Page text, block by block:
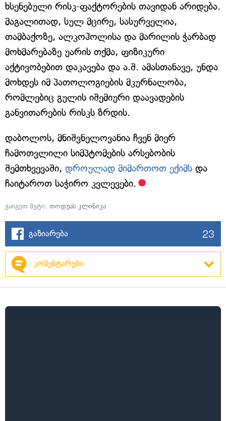
ხსენებული რისკ-ფაქტორების თავიდან არიდება.
მაგალითად, სულ მცირე, სასურველია,
თამბაქოზე, ალკოჰოლისა და მარილის ჭარბად
მოხმარებაზე უარის თქმა, ფიზიკური
აქტივობებით დაკავება და ა.შ. ამასთანავე, უნდა
მოხდეს იმ პათოლოგიების მკურნალობა,
რომლებიც გულის იშემიური დაავადების
განვითარების რისკს ზრდის.
დაბოლოს, მნიშვნელოვანია ჩვენ მიერ
ჩამოთვლილი სიმპტომების არსებობის
შემთხვევაში, დროულად მიმართოთ ექიმს და
ჩაიტაროთ საჭირო კვლევები.
გაიგეთ მეტი: თოდუას კლინიკა
გაზიარება 23
კომენტარები